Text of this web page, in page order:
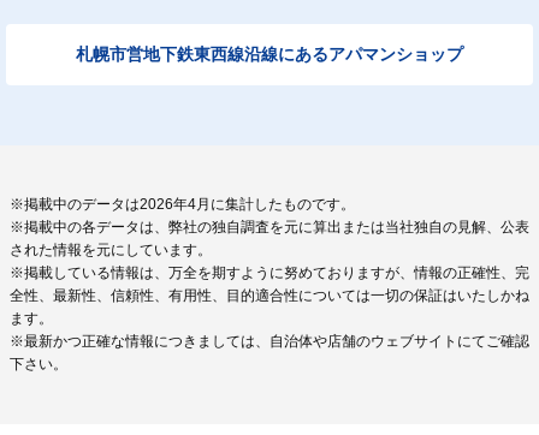
札幌市営地下鉄東西線沿線にあるアパマンショップ
※掲載中のデータは2026年4月に集計したものです。
※掲載中の各データは、弊社の独自調査を元に算出または当社独自の見解、公表
された情報を元にしています。
※掲載している情報は、万全を期すように努めておりますが、情報の正確性、完
全性、最新性、信頼性、有用性、目的適合性については一切の保証はいたしかね
ます。
※最新かつ正確な情報につきましては、自治体や店舗のウェブサイトにてご確認
下さい。